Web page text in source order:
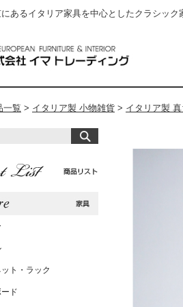
あるイタリア家具を中心としたクラシッ
一覧 > イタリア製 小物雑貨 > イタリア製
ト・ラック
ド